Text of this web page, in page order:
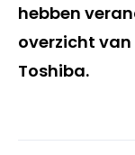
hebben
overzicht
Toshiba.